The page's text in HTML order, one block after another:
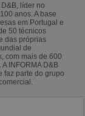
líder no
anos. A base
em Portugal e
50 técnicos
das próprias
de
com mais de 600
INFORMA D&B
faz parte do grupo